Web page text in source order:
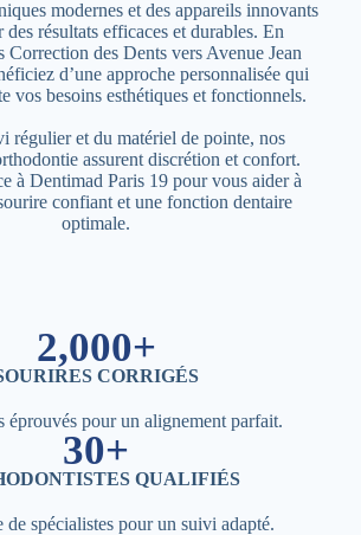
modernes et des appareils innovants
des résultats efficaces et durables. En
Correction des Dents vers Avenue Jean
d’une approche personnalisée qui
vos besoins esthétiques et fonctionnels.
régulier et du matériel de pointe, nos
assurent discrétion et confort.
à Dentimad Paris 19 pour vous aider à
confiant et une fonction dentaire
optimale.
2,000+
CORRIGÉS
éprouvés pour un alignement parfait.
30+
QUALIFIÉS
de spécialistes pour un suivi adapté.